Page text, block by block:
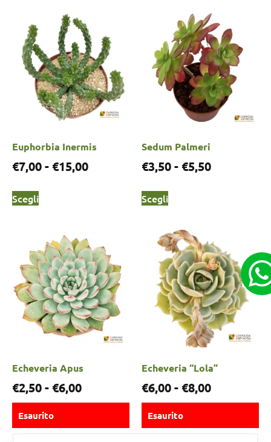
Euphorbia Inermis
€7,00- €15,00
Scegli
Sedum Palmeri
€3,50- €5,50
Scegli
Echeveria Apus
€2,50- €6,00
Esaurito
Echeveria “Lola”
€6,00- €8,00
Esaurito